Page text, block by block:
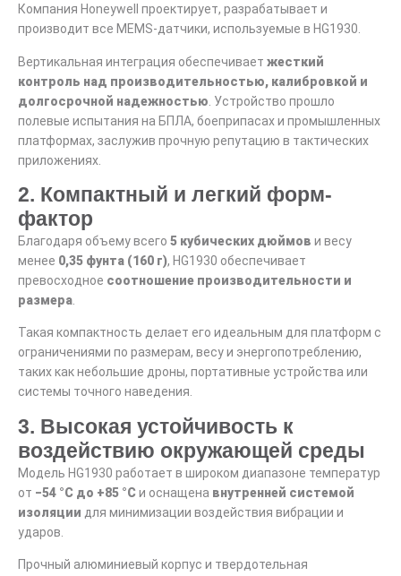
Компания Honeywell проектирует, разрабатывает и
производит все MEMS-датчики, используемые в HG1930.
Вертикальная интеграция обеспечивает жесткий
контроль над производительностью, калибровкой и
долгосрочной надежностью . Устройство прошло
полевые испытания на БПЛА, боеприпасах и промышленных
платформах, заслужив прочную репутацию в тактических
приложениях.
2. Компактный и легкий форм-
фактор
Благодаря объему всего 5 кубических дюймов и весу
менее 0,35 фунта (160 г), HG1930 обеспечивает
превосходное соотношение производительности и
размера
Такая компактность делает его идеальным для платформ с
ограничениями по размерам, весу и энергопотреблению,
таких как небольшие дроны, портативные устройства или
системы точного наведения.
3. Высокая устойчивость к
воздействию окружающей среды
Модель HG1930 работает в широком диапазоне температур
от −54 °C до +85 °Cи оснащена внутренней системой
изоляции для минимизации воздействия вибрации и
ударов.
Прочный алюминиевый корпус и твердотельная